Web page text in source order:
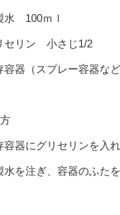
水 100ｍｌ
セリン 小さじ1/2
容器（スプレー容器な
器にグリセリンを入
を注ぎ、容器のふた